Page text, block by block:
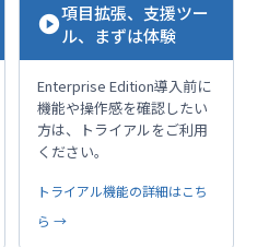
play_circle項目拡張、支援ツー
ル、まずは体験
Enterprise Edition導入前に
機能や操作感を確認したい
方は、トライアルをご利用
ください。
トライアル機能の詳細はこち
ら →